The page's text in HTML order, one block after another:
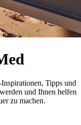
Tipps und
und Ihnen helfen
zu machen.